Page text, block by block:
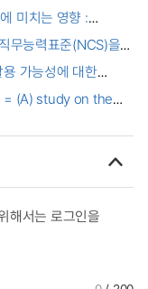
미치는 영향 :
무능력표준(NCS)을
Competency
가능성에 대한
= (A) study on the
해서는 로그인을